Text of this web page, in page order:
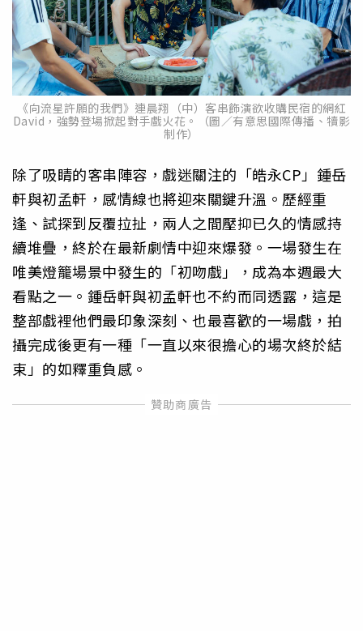
《向流星許願的我們》連晨翔（中）客串飾演欲收購民宿的網紅
David，強勢登場掀起對手戲火花。（圖／有意思國際傳播、犢影
制作）
除了吸睛的客串陣容，戲迷關注的「皓永CP」鍾岳
軒與初孟軒，感情線也將迎來關鍵升溫。歷經重
逢、試探到反覆拉扯，兩人之間壓抑已久的情感持
續堆疊，終於在最新劇情中迎來爆發。一場發生在
唯美燈籠場景中發生的「初吻戲」，成為本週最大
看點之一。鍾岳軒與初孟軒也不約而同透露，這是
整部戲裡他們最印象深刻、也最喜歡的一場戲，拍
攝完成後更有一種「一直以來很擔心的場次終於結
束」的如釋重負感。